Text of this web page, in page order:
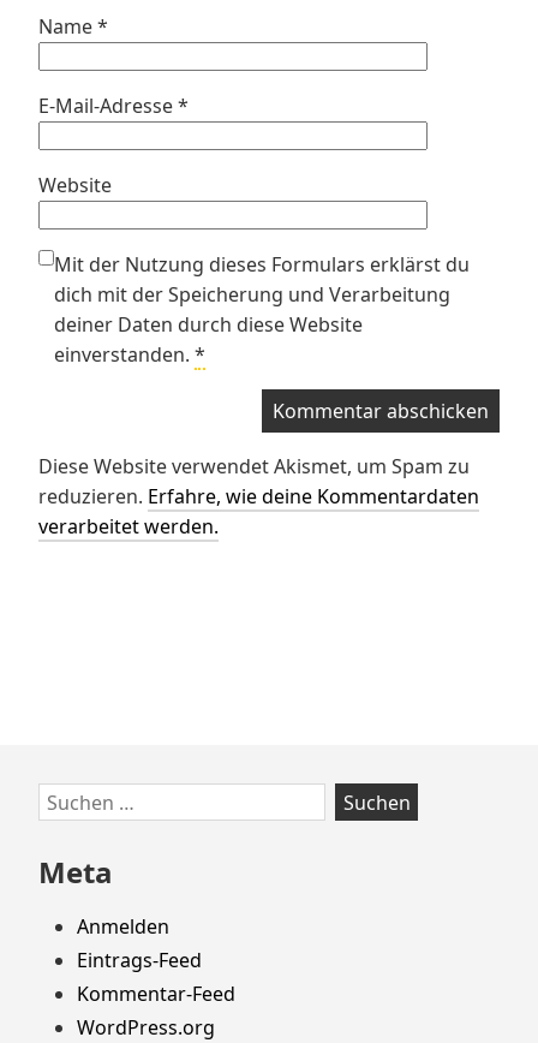
Name*
E-Mail-Adresse*
Website
Mit der Nutzung dieses Formulars erklärst du
dich mit der Speicherung und Verarbeitung
deiner Daten durch diese Website
einverstanden. *
Diese Website verwendet Akismet, um Spam zu
reduzieren. Erfahre, wie deine Kommentardaten
verarbeitet werden.
Zum
Footer
springen
Suchen
nach:
Meta
Anmelden
Eintrags-Feed
Kommentar-Feed
WordPress.org